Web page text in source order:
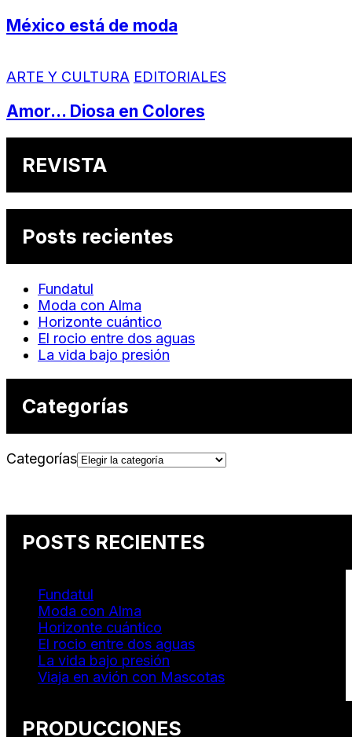
México está de moda
ARTE Y CULTURA EDITORIALES
Amor… Diosa en Colores
REVISTA
Posts recientes
Fundatul
Moda con Alma
Horizonte cuántico
El rocio entre dos aguas
La vida bajo presión
Categorías
Categorías
POSTS RECIENTES
Fundatul
Moda con Alma
Horizonte cuántico
El rocio entre dos aguas
La vida bajo presión
Viaja en avión con Mascotas
PRODUCCIONES